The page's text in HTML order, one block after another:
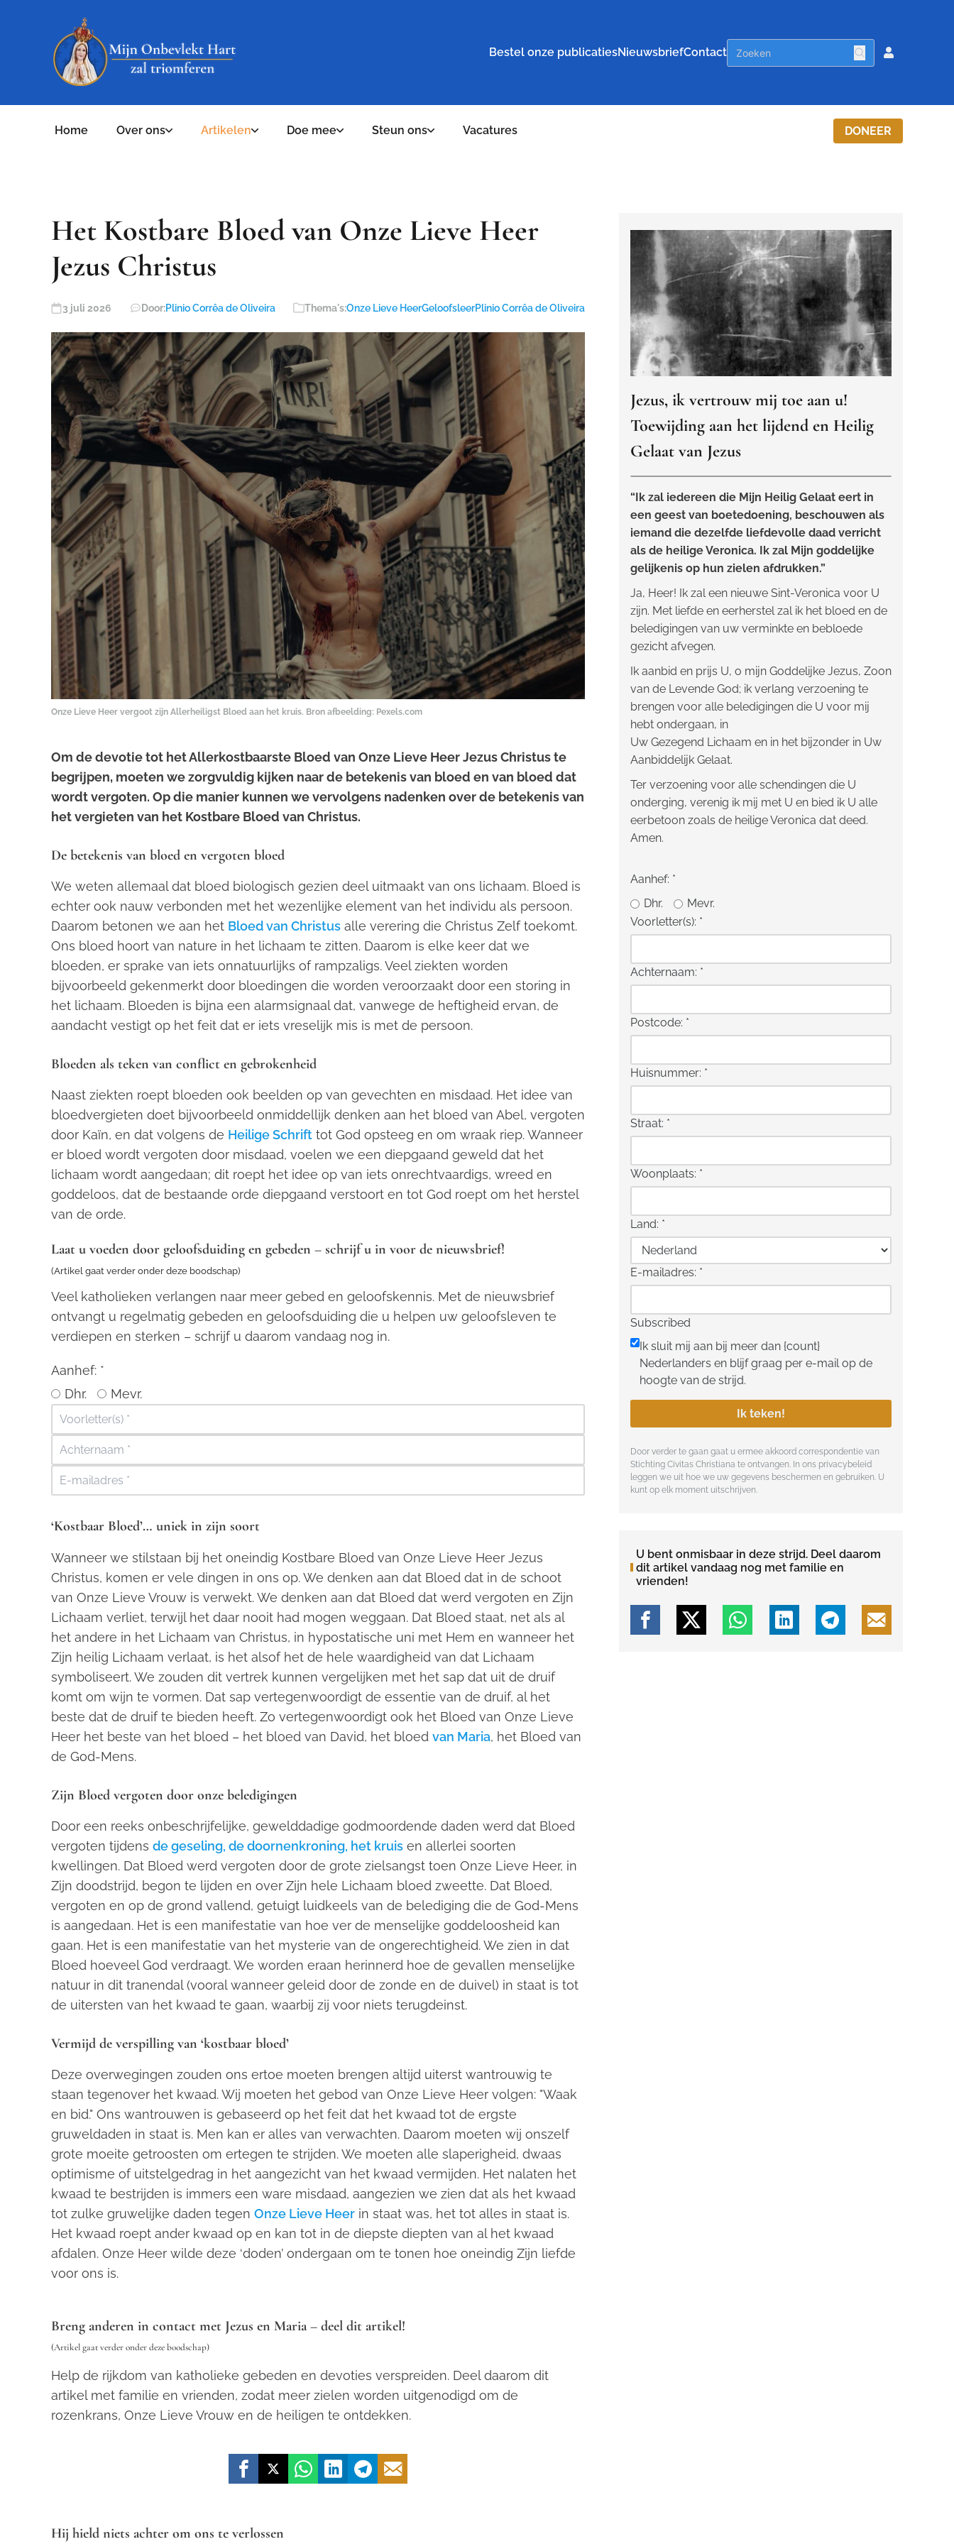
Bestel onze publicatiesNieuwsbriefContact
Home Over ons Artikelen Doe mee Steun ons Vacatures DONEER
Het Kostbare Bloed van Onze Lieve Heer
Jezus Christus
3 juli 2026 Door:Plinio Corrêa de Oliveira Thema's:Onze Lieve HeerGeloofsleerPlinio Corrêa de Oliveira
Onze Lieve Heer vergoot zijn Allerheiligst Bloed aan het kruis. Bron afbeelding: Pexels.com
Om de devotie tot het Allerkostbaarste Bloed van Onze Lieve Heer Jezus Christus te
begrijpen, moeten we zorgvuldig kijken naar de betekenis van bloed en van bloed dat
wordt vergoten. Op die manier kunnen we vervolgens nadenken over de betekenis van
het vergieten van het Kostbare Bloed van Christus.
De betekenis van bloed en vergoten bloed
We weten allemaal dat bloed biologisch gezien deel uitmaakt van ons lichaam. Bloed is
echter ook nauw verbonden met het wezenlijke element van het individu als persoon.
Daarom betonen we aan het Bloed van Christus alle verering die Christus Zelf toekomt.
Ons bloed hoort van nature in het lichaam te zitten. Daarom is elke keer dat we
bloeden, er sprake van iets onnatuurlijks of rampzaligs. Veel ziekten worden
bijvoorbeeld gekenmerkt door bloedingen die worden veroorzaakt door een storing in
het lichaam. Bloeden is bijna een alarmsignaal dat, vanwege de heftigheid ervan, de
aandacht vestigt op het feit dat er iets vreselijk mis is met de persoon.
Bloeden als teken van conflict en gebrokenheid
Naast ziekten roept bloeden ook beelden op van gevechten en misdaad. Het idee van
bloedvergieten doet bijvoorbeeld onmiddellijk denken aan het bloed van Abel, vergoten
door Kaïn, en dat volgens de Heilige Schrift tot God opsteeg en om wraak riep. Wanneer
er bloed wordt vergoten door misdaad, voelen we een diepgaand geweld dat het
lichaam wordt aangedaan; dit roept het idee op van iets onrechtvaardigs, wreed en
goddeloos, dat de bestaande orde diepgaand verstoort en tot God roept om het herstel
van de orde.
Laat u voeden door geloofsduiding en gebeden – schrijf u in voor de nieuwsbrief!
(Artikel gaat verder onder deze boodschap)
Veel katholieken verlangen naar meer gebed en geloofskennis. Met de nieuwsbrief
ontvangt u regelmatig gebeden en geloofsduiding die u helpen uw geloofsleven te
verdiepen en sterken – schrijf u daarom vandaag nog in.
Aanhef: *
Dhr.
Mevr.
‘Kostbaar Bloed’… uniek in zijn soort
Wanneer we stilstaan bij het oneindig Kostbare Bloed van Onze Lieve Heer Jezus
Christus, komen er vele dingen in ons op. We denken aan dat Bloed dat in de schoot
van Onze Lieve Vrouw is verwekt. We denken aan dat Bloed dat werd vergoten en Zijn
Lichaam verliet, terwijl het daar nooit had mogen weggaan. Dat Bloed staat, net als al
het andere in het Lichaam van Christus, in hypostatische uni met Hem en wanneer het
Zijn heilig Lichaam verlaat, is het alsof het de hele waardigheid van dat Lichaam
symboliseert. We zouden dit vertrek kunnen vergelijken met het sap dat uit de druif
komt om wijn te vormen. Dat sap vertegenwoordigt de essentie van de druif, al het
beste dat de druif te bieden heeft. Zo vertegenwoordigt ook het Bloed van Onze Lieve
Heer het beste van het bloed – het bloed van David, het bloed van Maria, het Bloed van
de God-Mens.
Zijn Bloed vergoten door onze beledigingen
Door een reeks onbeschrijfelijke, gewelddadige godmoordende daden werd dat Bloed
vergoten tijdens de geseling, de doornenkroning, het kruis en allerlei soorten
kwellingen. Dat Bloed werd vergoten door de grote zielsangst toen Onze Lieve Heer, in
Zijn doodstrijd, begon te lijden en over Zijn hele Lichaam bloed zweette. Dat Bloed,
vergoten en op de grond vallend, getuigt luidkeels van de belediging die de God-Mens
is aangedaan. Het is een manifestatie van hoe ver de menselijke goddeloosheid kan
gaan. Het is een manifestatie van het mysterie van de ongerechtigheid. We zien in dat
Bloed hoeveel God verdraagt. We worden eraan herinnerd hoe de gevallen menselijke
natuur in dit tranendal (vooral wanneer geleid door de zonde en de duivel) in staat is tot
de uitersten van het kwaad te gaan, waarbij zij voor niets terugdeinst.
Vermijd de verspilling van ‘kostbaar bloed’
Deze overwegingen zouden ons ertoe moeten brengen altijd uiterst wantrouwig te
staan tegenover het kwaad. Wij moeten het gebod van Onze Lieve Heer volgen: "Waak
en bid." Ons wantrouwen is gebaseerd op het feit dat het kwaad tot de ergste
gruweldaden in staat is. Men kan er alles van verwachten. Daarom moeten wij onszelf
grote moeite getroosten om ertegen te strijden. We moeten alle slaperigheid, dwaas
optimisme of uitstelgedrag in het aangezicht van het kwaad vermijden. Het nalaten het
kwaad te bestrijden is immers een ware misdaad, aangezien we zien dat als het kwaad
tot zulke gruwelijke daden tegen Onze Lieve Heer in staat was, het tot alles in staat is.
Het kwaad roept ander kwaad op en kan tot in de diepste diepten van al het kwaad
afdalen. Onze Heer wilde deze ‘doden’ ondergaan om te tonen hoe oneindig Zijn liefde
voor ons is.
Breng anderen in contact met Jezus en Maria – deel dit artikel!
(Artikel gaat verder onder deze boodschap)
Help de rijkdom van katholieke gebeden en devoties verspreiden. Deel daarom dit
artikel met familie en vrienden, zodat meer zielen worden uitgenodigd om de
rozenkrans, Onze Lieve Vrouw en de heiligen te ontdekken.
Hij hield niets achter om ons te verlossen
Jezus, ik vertrouw mij toe aan u!
Toewijding aan het lijdend en Heilig
Gelaat van Jezus
“Ik zal iedereen die Mijn Heilig Gelaat eert in
een geest van boetedoening, beschouwen als
iemand die dezelfde liefdevolle daad verricht
als de heilige Veronica. Ik zal Mijn goddelijke
gelijkenis op hun zielen afdrukken.”
Ja, Heer! Ik zal een nieuwe Sint-Veronica voor U
zijn. Met liefde en eerherstel zal ik het bloed en de
beledigingen van uw verminkte en bebloede
gezicht afvegen.
Ik aanbid en prijs U, o mijn Goddelijke Jezus, Zoon
van de Levende God; ik verlang verzoening te
brengen voor alle beledigingen die U voor mij
hebt ondergaan, in
Uw Gezegend Lichaam en in het bijzonder in Uw
Aanbiddelijk Gelaat.
Ter verzoening voor alle schendingen die U
onderging, verenig ik mij met U en bied ik U alle
eerbetoon zoals de heilige Veronica dat deed.
Amen.
Aanhef: *
Dhr.
Mevr.
Voorletter(s): *
Achternaam: *
Postcode: *
Huisnummer: *
Straat: *
Woonplaats: *
Land: *
E-mailadres: *
Subscribed
Ik sluit mij aan bij meer dan {count}
Nederlanders en blijf graag per e-mail op de
hoogte van de strijd.
Ik teken!
Door verder te gaan gaat u ermee akkoord correspondentie van
Stichting Civitas Christiana te ontvangen. In ons privacybeleid
leggen we uit hoe we uw gegevens beschermen en gebruiken. U
kunt op elk moment uitschrijven.
U bent onmisbaar in deze strijd. Deel daarom
dit artikel vandaag nog met familie en
vrienden!